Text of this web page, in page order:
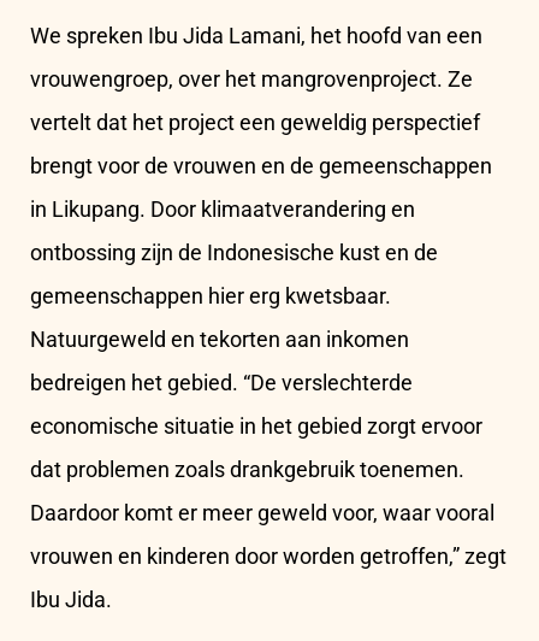
We spreken Ibu Jida Lamani, het hoofd van een
vrouwengroep, over het mangrovenproject. Ze
vertelt dat het project een geweldig perspectief
brengt voor de vrouwen en de gemeenschappen
in Likupang. Door klimaatverandering en
ontbossing zijn de Indonesische kust en de
gemeenschappen hier erg kwetsbaar.
Natuurgeweld en tekorten aan inkomen
bedreigen het gebied. “De verslechterde
economische situatie in het gebied zorgt ervoor
dat problemen zoals drankgebruik toenemen.
Daardoor komt er meer geweld voor, waar vooral
vrouwen en kinderen door worden getroffen,” zegt
Ibu Jida.